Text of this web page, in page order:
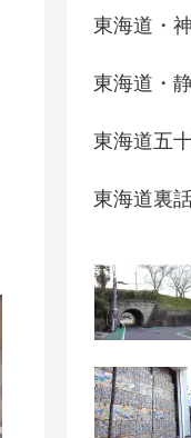
東海道・
東海道・
東海道五
東海道裏